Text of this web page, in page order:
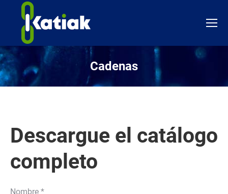
Cadenas
Descargue el catálogo
completo
Nombre *